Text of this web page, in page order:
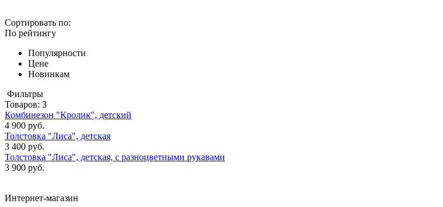
Сортировать по:
По рейтингу
Популярности
Цене
Новинкам
Фильтры
Товаров: 3
Комбинезон "Кролик", детский
4 900 руб.
Толстовка "Лиса", детская
3 400 руб.
Толстовка "Лиса", детская, с разноцветными рукавами
3 900 руб.
Интернет-магазин